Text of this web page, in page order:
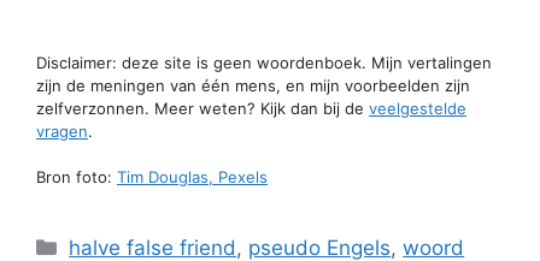
Disclaimer: deze site is geen woordenboek. Mijn vertalingen
zijn de meningen van één mens, en mijn voorbeelden zijn
zelfverzonnen. Meer weten? Kijk dan bij de veelgestelde
vragen.
Bron foto: Tim Douglas, Pexels
Categorieën
halve false friend, pseudo Engels,woord